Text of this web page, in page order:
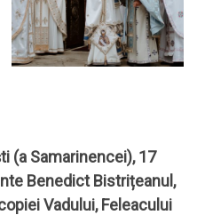
(a Samarinencei), 17
Benedict Bistrițeanul,
Vadului, Feleacului